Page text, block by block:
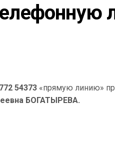
54373 «прямую линию»
БОГАТЫРЕВА.